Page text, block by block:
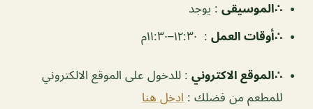
∴الموسيقى : يوجد
‏∴أوقات العمل : ١٢:٣٠–١١:٣٠م
∴الموقع الاكتروني : للدخول على الموقع الالكتروني
للمطعم من فضلك : ادخل هنا